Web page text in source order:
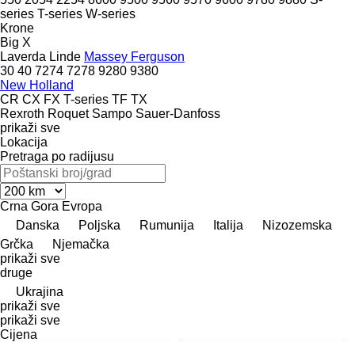
series T-series W-series
Krone
Big X
Laverda Linde Massey Ferguson
30 40 7274 7278 9280 9380
New Holland
CR CX FX T-series TF TX
Rexroth Roquet Sampo Sauer-Danfoss
prikaži sve
Lokacija
Pretraga po radijusu
Crna Gora Evropa
Danska
Poljska Rumunija Italija
Nizozemska
Grčka
Njemačka
prikaži sve
druge
Ukrajina
prikaži sve
prikaži sve
Cijena